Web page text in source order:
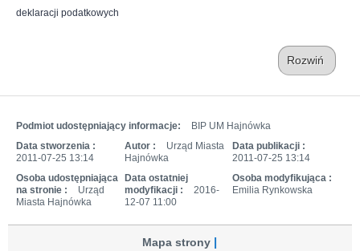
deklaracji podatkowych
Rozwiń
Podmiot udostępniający informacje:
BIP UM Hajnówka
Data stworzenia :
2011-07-25 13:14
Autor :
Urząd Miasta
Hajnówka
Data publikacji :
2011-07-25 13:14
Osoba udostępniająca
na stronie :
Urząd
Miasta Hajnówka
Data ostatniej
modyfikacji :
2016-
12-07 11:00
Osoba modyfikująca :
Emilia Rynkowska
Mapa strony